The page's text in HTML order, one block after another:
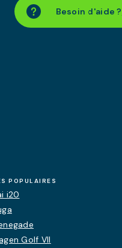
Besoin d'aide ?
POPULAIRES
i20
Golf VII